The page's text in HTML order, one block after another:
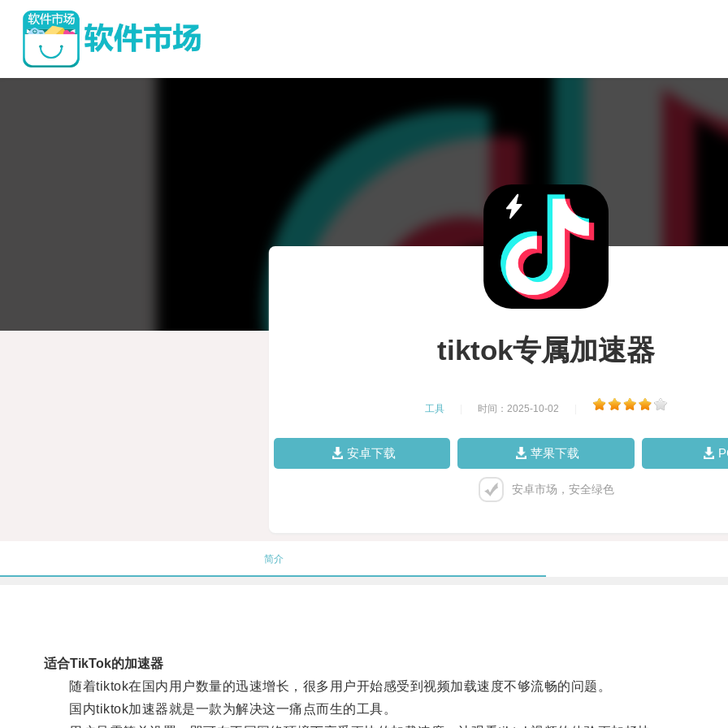
tiktok专属加速器
工具 时间：2025-10-02
安卓下载 苹果下载
安卓市场，安全绿色
简介
适合TikTok的加速器
随着tiktok在国内用户数量的迅速增长，很多用户开始感受到视频加载速度不够流畅的问题。
国内tiktok加速器就是一款为解决这一痛点而生的工具。